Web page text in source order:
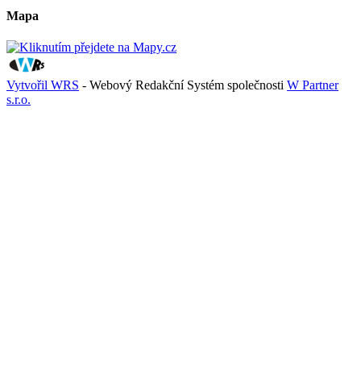
Mapa
Vytvořil WRS - Webový Redakční Systém společnosti W Partner
s.r.o.